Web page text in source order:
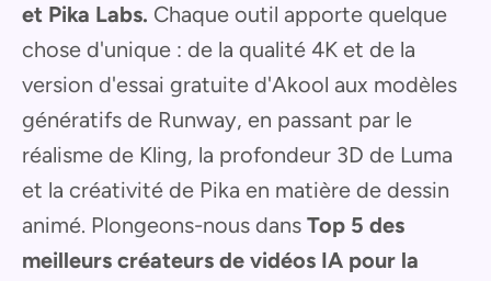
et Pika Labs. Chaque outil apporte quelque
chose d'unique : de la qualité 4K et de la
version d'essai gratuite d'Akool aux modèles
génératifs de Runway, en passant par le
réalisme de Kling, la profondeur 3D de Luma
et la créativité de Pika en matière de dessin
animé. Plongeons-nous dans Top 5 des
meilleurs créateurs de vidéos IA pour la